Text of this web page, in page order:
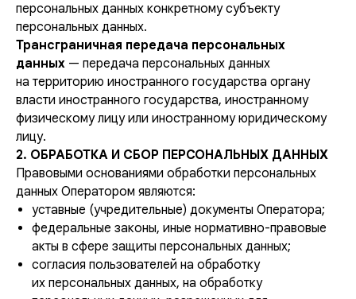
персональных данных конкретному субъекту
персональных данных.
Трансграничная передача персональных
данных — передача персональных данных
на территорию иностранного государства органу
власти иностранного государства, иностранному
физическому лицу или иностранному юридическому
лицу.
2. ОБРАБОТКА И СБОР ПЕРСОНАЛЬНЫХ ДАННЫХ
Правовыми основаниями обработки персональных
данных Оператором являются:
уставные (учредительные) документы Оператора;
федеральные законы, иные нормативно-правовые
акты в сфере защиты персональных данных;
согласия пользователей на обработку
их персональных данных, на обработку